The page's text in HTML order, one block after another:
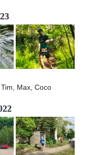
Max, Coco